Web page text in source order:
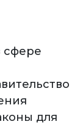
сфере
для